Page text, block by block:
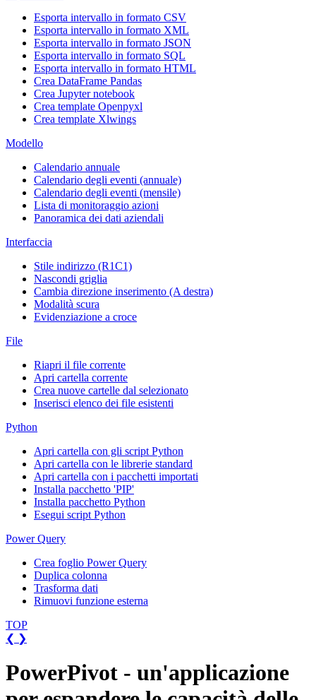
Esporta intervallo in formato CSV
Esporta intervallo in formato XML
Esporta intervallo in formato JSON
Esporta intervallo in formato SQL
Esporta intervallo in formato HTML
Crea DataFrame Pandas
Crea Jupyter notebook
Crea template Openpyxl
Crea template Xlwings
Modello
Calendario annuale
Calendario degli eventi (annuale)
Calendario degli eventi (mensile)
Lista di monitoraggio azioni
Panoramica dei dati aziendali
Interfaccia
Stile indirizzo (R1C1)
Nascondi griglia
Cambia direzione inserimento (A destra)
Modalità scura
Evidenziazione a croce
File
Riapri il file corrente
Apri cartella corrente
Crea nuove cartelle dal selezionato
Inserisci elenco dei file esistenti
Python
Apri cartella con gli script Python
Apri cartella con le librerie standard
Apri cartella con i pacchetti importati
Installa pacchetto 'PIP'
Installa pacchetto Python
Esegui script Python
Power Query
Crea foglio Power Query
Duplica colonna
Trasforma dati
Rimuovi funzione esterna
TOP
❮ ❯
PowerPivot - un'applicazione